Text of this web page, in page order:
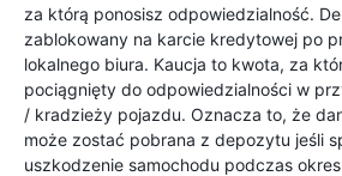
za którą ponosisz odpowiedzialność.
zablokowany na karcie kredytowej po
lokalnego biura. Kaucja to kwota, za
pociągnięty do odpowiedzialności w
/ kradzieży pojazdu. Oznacza to, że
może zostać pobrana z depozytu jeśli
uszkodzenie samochodu podczas